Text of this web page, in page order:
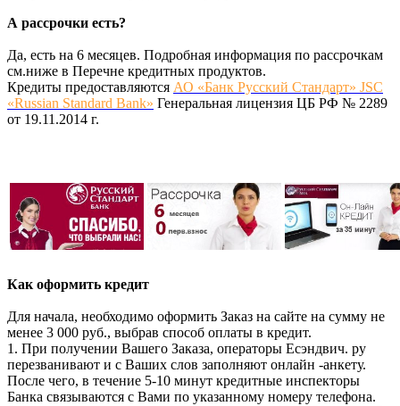
А рассрочки есть?
Да, есть на 6 месяцев. Подробная информация по рассрочкам
см.ниже в Перечне кредитных продуктов.
Кредиты предоставляются АО «Банк Русский Стандарт» JSC
«Russian Standard Bank» Генеральная лицензия ЦБ РФ № 2289
от 19.11.2014 г.
Как оформить кредит
Для начала, необходимо оформить Заказ на сайте на сумму не
менее 3 000 руб., выбрав способ оплаты в кредит.
1. При получении Вашего Заказа, операторы Есэндвич. ру
перезванивают и с Ваших слов заполняют онлайн -анкету.
После чего, в течение 5-10 минут кредитные инспекторы
Банка связываются с Вами по указанному номеру телефона.